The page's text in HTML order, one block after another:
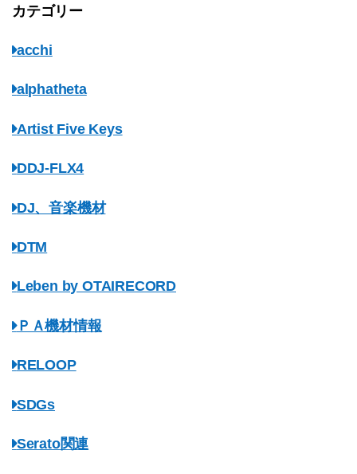
カテゴリー
acchi
alphatheta
Artist Five Keys
DDJ-FLX4
DJ、音楽機材
DTM
Leben by OTAIRECORD
ＰＡ機材情報
RELOOP
SDGs
Serato関連